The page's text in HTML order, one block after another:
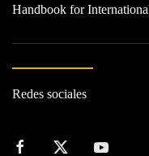
Handbook for
Redes sociales